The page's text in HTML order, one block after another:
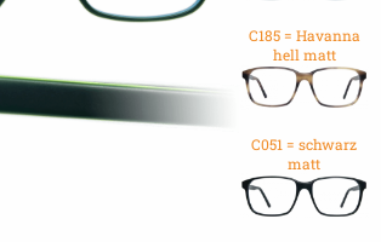
C185 = Havanna
hell matt
C051 = schwarz
matt